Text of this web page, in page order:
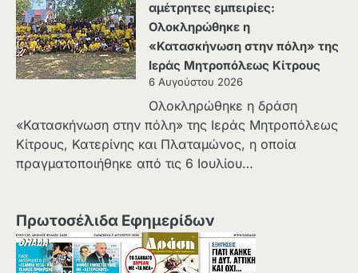
αμέτρητες εμπειρίες:
Ολοκληρώθηκε η
«Κατασκήνωση στην πόλη» της
Ιεράς Μητροπόλεως Κίτρους
6 Αυγούστου 2026
Ολοκληρώθηκε η δράση
«Κατασκήνωση στην πόλη» της Ιεράς Μητροπόλεως
Κίτρους, Κατερίνης και Πλαταμώνος, η οποία
πραγματοποιήθηκε από τις 6 Ιουλίου…
Πρωτοσέλιδα Εφημερίδων